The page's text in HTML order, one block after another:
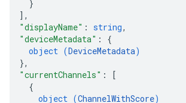
}
] ,
"displayName" : string,
"deviceMetadata" : {
object (DeviceMetadata)
},
"currentChannels" :
[
{
object (ChannelWithScore)